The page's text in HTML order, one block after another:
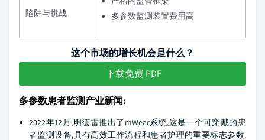
陷阱与挑战
多参数监测装置费用高
这个市场的增长机会是什么？
下载免费 PDF
多参数患者监测产业新闻:
2022年12月,明德雷推出了mWear系统,这是一个可穿戴的患
者监测设备,具有高效工作流程和患者护理的重要标志参数.